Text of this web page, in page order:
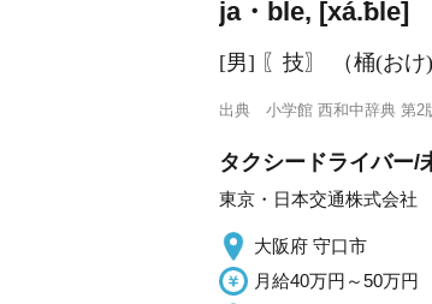
ja・ble, [xá.ƀle]
[男] 〖技〗 （桶(おけ
出典 小学館 西和中辞典 第2
タクシードライバー/
東京・日本交通株式会社
大阪府 守口市
月給40万円～50万円